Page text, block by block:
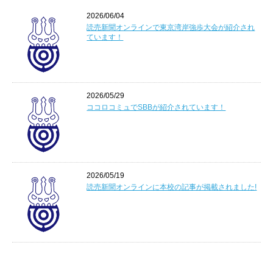
2026/06/04
読売新聞オンラインで東京湾岸強歩大会が紹介され
ています！
2026/05/29
ココロコミュでSBBが紹介されています！
2026/05/19
読売新聞オンラインに本校の記事が掲載されました!